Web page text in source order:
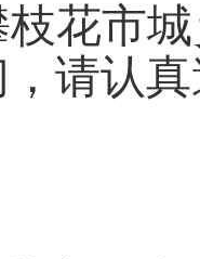
花市
请认